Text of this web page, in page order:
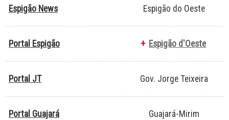
Espigão News Espigão do Oeste
Portal Espigão + Espigão d'Oeste
Portal JT Gov. Jorge Teixeira
Portal Guajará Guajará-Mirim